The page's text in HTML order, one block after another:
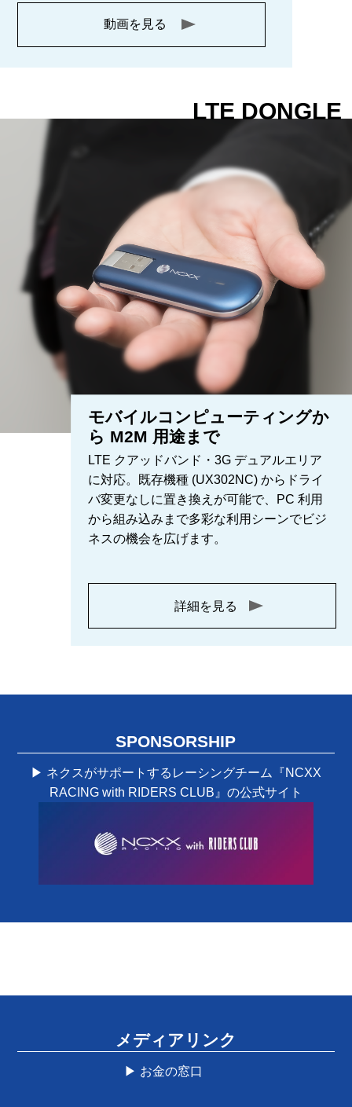
動画を見る
LTE DONGLE
モバイルコンピューティングか
ら M2M 用途まで
LTE クアッドバンド・3G デュアルエリア
に対応。既存機種 (UX302NC) からドライ
バ変更なしに置き換えが可能で、PC 利用
から組み込みまで多彩な利用シーンでビジ
ネスの機会を広げます。
詳細を見る
SPONSORSHIP
▶ ネクスがサポートするレーシングチーム『NCXX
RACING with RIDERS CLUB』の公式サイト
メディアリンク
▶ お金の窓口